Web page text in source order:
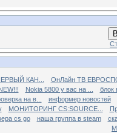
КАН...
ОнЛайн ТВ
Nokia 5800 у вас на ...
блок
на в...
информер новостей
МОНИТОРИНГ CS:SOURCE...
cs go наша группа в steam